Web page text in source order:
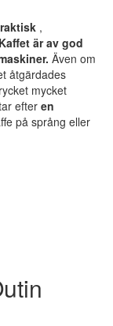
,
är av god
Även om
åtgärdades
mycket
efter en
på språng eller